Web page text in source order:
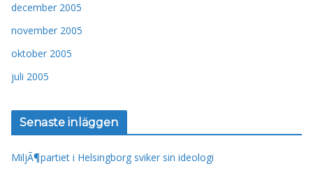
december 2005
november 2005
oktober 2005
juli 2005
Senaste inläggen
MiljÃ¶partiet i Helsingborg sviker sin ideologi